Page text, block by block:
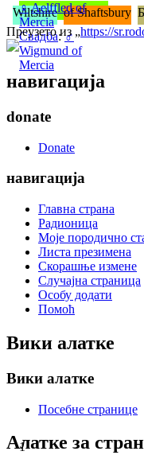
♀Aelffled of
Mercia
Свадба:♂
Wigmund of
Mercia
1
Wiltshire of Shaftsbury
Преузето из „https://
навигација
donate
Donate
навигација
Главна страна
Радионица
Моје породично
Листа презимена
Скорашње измене
Случајна страница
Особу додати
Помоћ
Вики алатке
Вики алатке
Посебне странице
Алатке за